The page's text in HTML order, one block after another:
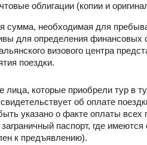
облигации (копии и
сумма, необходимая для
для определения финансовых
визового центра
поездки.
лица, которые приобрели тур в
об оплате
указано о факте оплаты всех
паспорт, где
к предъявлению).